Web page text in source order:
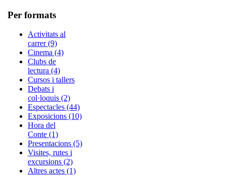
Per formats
Activitats al
carrer (9)
Cinema (4)
Clubs de
lectura (4)
Cursos i tallers
Debats i
col·loquis (2)
Espectacles (44)
Exposicions (10)
Hora del
Conte (1)
Presentacions (5)
Visites, rutes i
excursions (2)
Altres actes (1)